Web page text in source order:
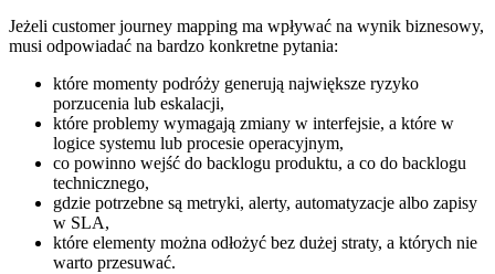
Jeżeli customer journey mapping ma wpływać na wynik biznesowy,
musi odpowiadać na bardzo konkretne pytania:
które momenty podróży generują największe ryzyko
porzucenia lub eskalacji,
które problemy wymagają zmiany w interfejsie, a które w
logice systemu lub procesie operacyjnym,
co powinno wejść do backlogu produktu, a co do backlogu
technicznego,
gdzie potrzebne są metryki, alerty, automatyzacje albo zapisy
w SLA,
które elementy można odłożyć bez dużej straty, a których nie
warto przesuwać.